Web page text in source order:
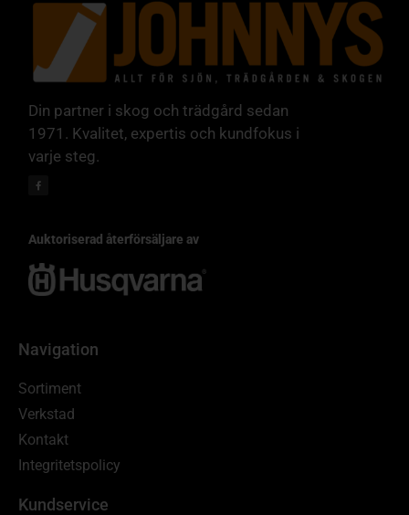
Din partner i skog och trädgård sedan
1971. Kvalitet, expertis och kundfokus i
varje steg.
Auktoriserad återförsäljare av
Navigation
Sortiment
Verkstad
Kontakt
Integritetspolicy
Kundservice